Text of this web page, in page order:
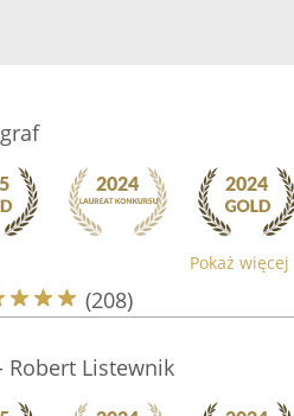
Pokaż więcej
(208)
Robert Listewnik